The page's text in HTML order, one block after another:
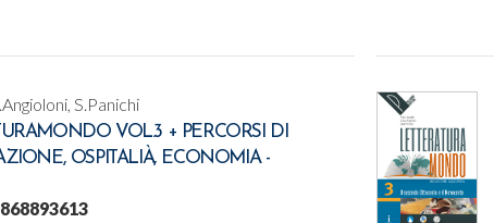
S.Panichi
VOL.3 + PERCORSI DI
OSPITALIÀ, ECONOMIA -